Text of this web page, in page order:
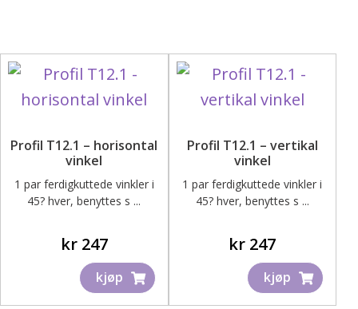
ut
Aluminiumsprofiler
Tjenester
ut
Inspirasjon
Fold
ut
Bedriftskunde – Skjema for registrering
Kontakt oss – Få tilbud på ditt prosjekt
Profil T12.1 – horisontal
vinkel
1 par ferdigkuttede vinkler i
45? hver, benyttes s ...
kr247
kjøp
Profil T12.1 – vertikal
vinkel
1 par ferdigkuttede vinkler i
45? hver, benyttes s ...
kr 247
kjøp